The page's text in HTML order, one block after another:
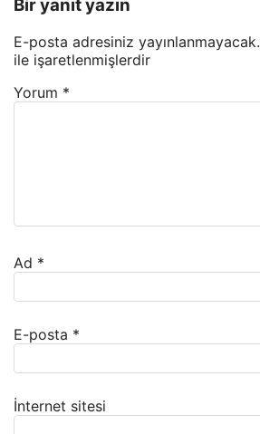
Bir yanıt yazın
E-posta adresiniz yayınlanmayacak.
ile işaretlenmişlerdir
Yorum *
Ad *
E-posta *
İnternet sitesi